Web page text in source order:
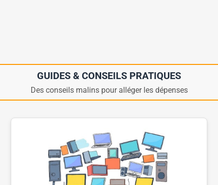
GUIDES & CONSEILS PRATIQUES
Des conseils malins pour alléger les dépenses